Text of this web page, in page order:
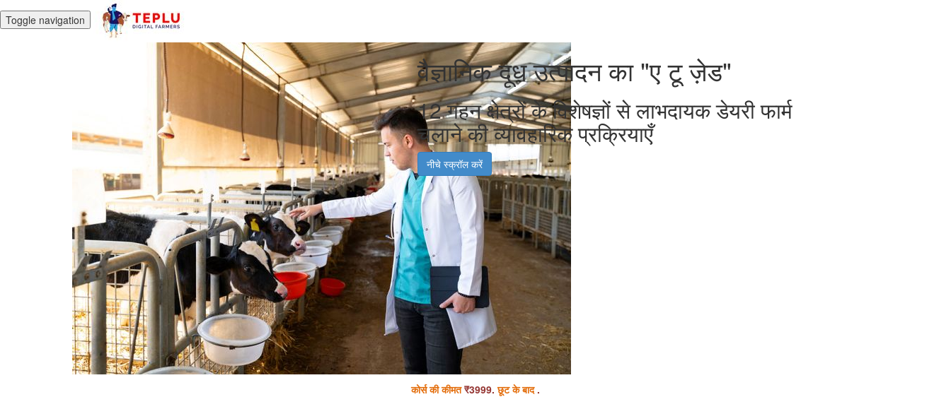
Toggle navigation
वैज्ञानिक दूध उत्पादन का "ए टू ज़ेड"
12 गहन क्षेत्रों के विशेषज्ञों से लाभदायक डेयरी फार्म
चलाने की व्यावहारिक प्रक्रियाएँ
नीचे स्क्रॉल करें
कोर्स की कीमत ₹3999.छूट के बाद .